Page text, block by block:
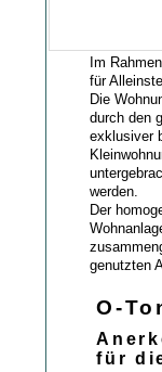
Im
für
Die
durch den
exklusiver
werden.
Der
genutzten
O-
für